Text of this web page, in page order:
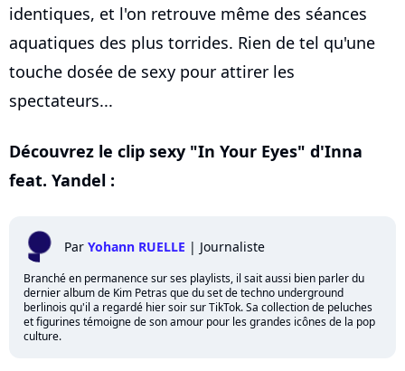
identiques, et l'on retrouve même des séances
aquatiques des plus torrides. Rien de tel qu'une
touche dosée de sexy pour attirer les
spectateurs...
Découvrez le clip sexy "In Your Eyes" d'Inna
feat. Yandel :
Par Yohann RUELLE | Journaliste
Branché en permanence sur ses playlists, il sait aussi bien parler du
dernier album de Kim Petras que du set de techno underground
berlinois qu'il a regardé hier soir sur TikTok. Sa collection de peluches
et figurines témoigne de son amour pour les grandes icônes de la pop
culture.